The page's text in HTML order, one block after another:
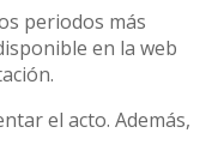
periodos más
en la web
el acto. Además,